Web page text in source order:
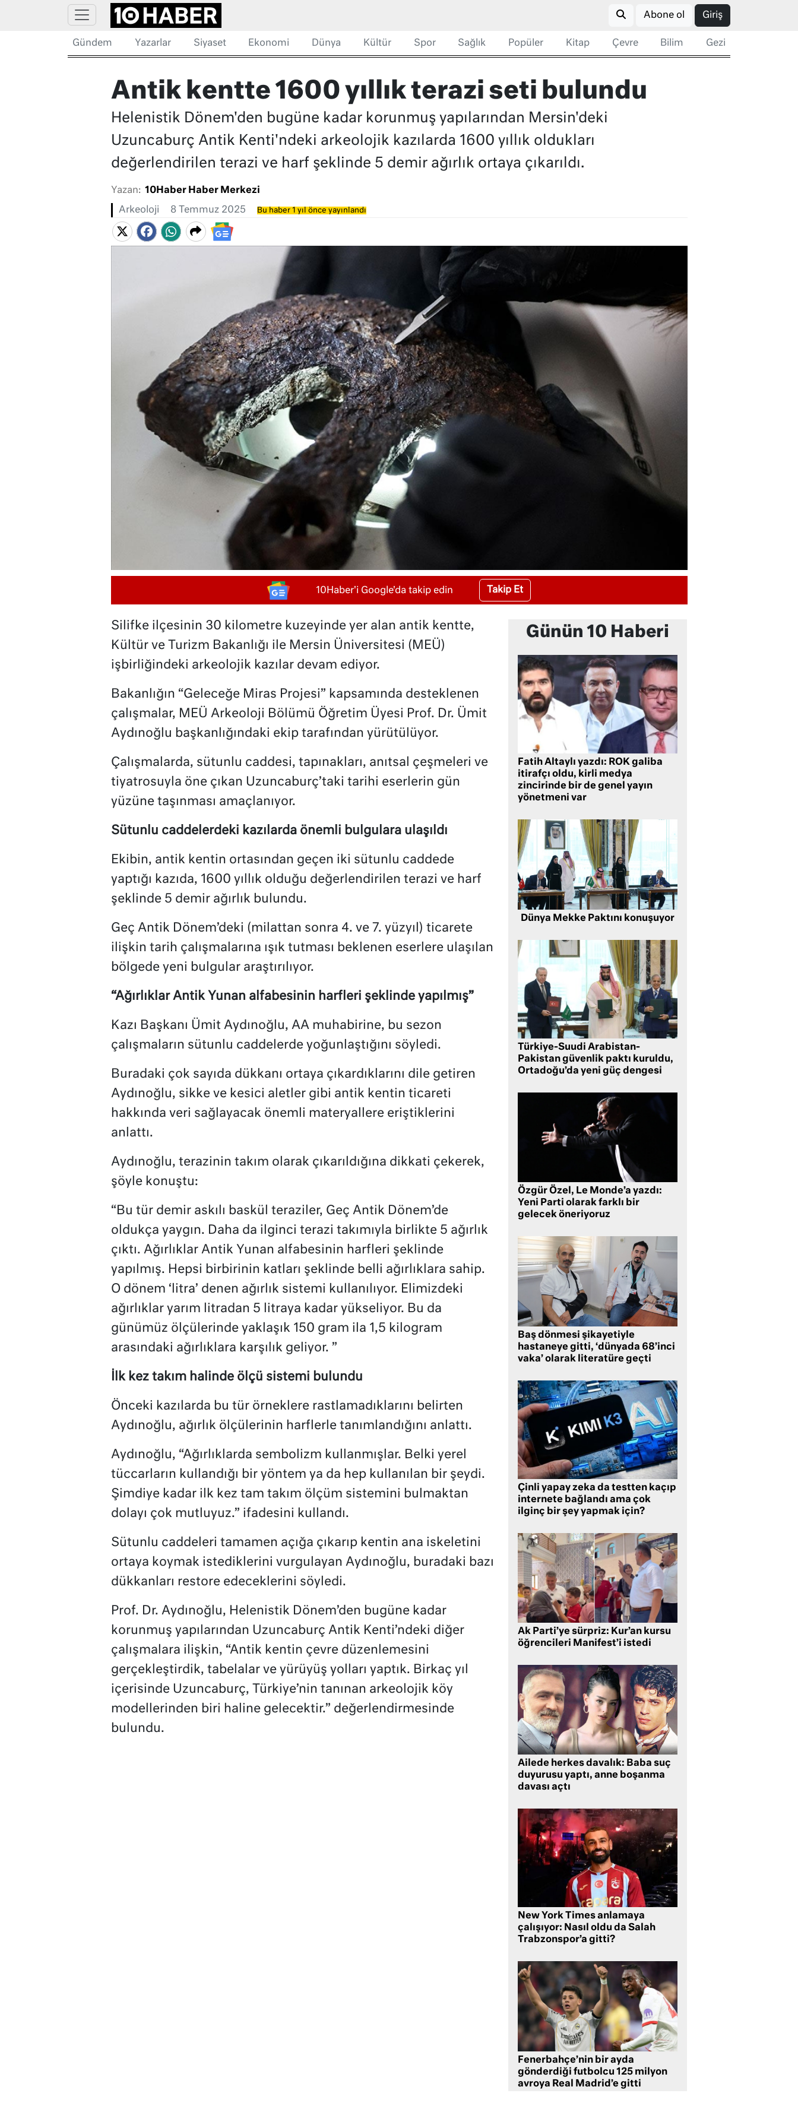
Abone ol Giriş
Gündem Yazarlar Siyaset Ekonomi Dünya Kültür Spor Sağlık Popüler Kitap Çevre Bilim Gezi
Antik kentte 1600 yıllık terazi seti bulundu
Helenistik Dönem'den bugüne kadar korunmuş yapılarından Mersin'deki
Uzuncaburç Antik Kenti'ndeki arkeolojik kazılarda 1600 yıllık oldukları
değerlendirilen terazi ve harf şeklinde 5 demir ağırlık ortaya çıkarıldı.
Yazan: 10Haber Haber Merkezi
Arkeoloji 8 Temmuz 2025 Bu haber 1 yıl önce yayınlandı
10Haber'i Google'da takip edin Takip Et
Silifke ilçesinin 30 kilometre kuzeyinde yer alan antik kentte,
Kültür ve Turizm Bakanlığı ile Mersin Üniversitesi (MEÜ)
işbirliğindeki arkeolojik kazılar devam ediyor.
Bakanlığın “Geleceğe Miras Projesi” kapsamında desteklenen
çalışmalar, MEÜ Arkeoloji Bölümü Öğretim Üyesi Prof. Dr. Ümit
Aydınoğlu başkanlığındaki ekip tarafından yürütülüyor.
Çalışmalarda, sütunlu caddesi, tapınakları, anıtsal çeşmeleri ve
tiyatrosuyla öne çıkan Uzuncaburç’taki tarihi eserlerin gün
yüzüne taşınması amaçlanıyor.
Sütunlu caddelerdeki kazılarda önemli bulgulara ulaşıldı
Ekibin, antik kentin ortasından geçen iki sütunlu caddede
yaptığı kazıda, 1600 yıllık olduğu değerlendirilen terazi ve harf
şeklinde 5 demir ağırlık bulundu.
Geç Antik Dönem’deki (milattan sonra 4. ve 7. yüzyıl) ticarete
ilişkin tarih çalışmalarına ışık tutması beklenen eserlere ulaşılan
bölgede yeni bulgular araştırılıyor.
“Ağırlıklar Antik Yunan alfabesinin harfleri şeklinde yapılmış”
Kazı Başkanı Ümit Aydınoğlu, AA muhabirine, bu sezon
çalışmaların sütunlu caddelerde yoğunlaştığını söyledi.
Buradaki çok sayıda dükkanı ortaya çıkardıklarını dile getiren
Aydınoğlu, sikke ve kesici aletler gibi antik kentin ticareti
hakkında veri sağlayacak önemli materyallere eriştiklerini
anlattı.
Aydınoğlu, terazinin takım olarak çıkarıldığına dikkati çekerek,
şöyle konuştu:
“Bu tür demir askılı baskül teraziler, Geç Antik Dönem’de
oldukça yaygın. Daha da ilginci terazi takımıyla birlikte 5 ağırlık
çıktı. Ağırlıklar Antik Yunan alfabesinin harfleri şeklinde
yapılmış. Hepsi birbirinin katları şeklinde belli ağırlıklara sahip.
O dönem ‘litra’ denen ağırlık sistemi kullanılıyor. Elimizdeki
ağırlıklar yarım litradan 5 litraya kadar yükseliyor. Bu da
günümüz ölçülerinde yaklaşık 150 gram ila 1,5 kilogram
arasındaki ağırlıklara karşılık geliyor. ”
İlk kez takım halinde ölçü sistemi bulundu
Önceki kazılarda bu tür örneklere rastlamadıklarını belirten
Aydınoğlu, ağırlık ölçülerinin harflerle tanımlandığını anlattı.
Aydınoğlu, “Ağırlıklarda sembolizm kullanmışlar. Belki yerel
tüccarların kullandığı bir yöntem ya da hep kullanılan bir şeydi.
Şimdiye kadar ilk kez tam takım ölçüm sistemini bulmaktan
dolayı çok mutluyuz.” ifadesini kullandı.
Sütunlu caddeleri tamamen açığa çıkarıp kentin ana iskeletini
ortaya koymak istediklerini vurgulayan Aydınoğlu, buradaki bazı
dükkanları restore edeceklerini söyledi.
Prof. Dr. Aydınoğlu, Helenistik Dönem’den bugüne kadar
korunmuş yapılarından Uzuncaburç Antik Kenti’ndeki diğer
çalışmalara ilişkin, “Antik kentin çevre düzenlemesini
gerçekleştirdik, tabelalar ve yürüyüş yolları yaptık. Birkaç yıl
içerisinde Uzuncaburç, Türkiye’nin tanınan arkeolojik köy
modellerinden biri haline gelecektir.” değerlendirmesinde
bulundu.
Günün 10 Haberi
Fatih Altaylı yazdı: ROK galiba
itirafçı oldu, kirli medya
zincirinde bir de genel yayın
yönetmeni var
Dünya Mekke Paktını konuşuyor
Türkiye-Suudi Arabistan-
Pakistan güvenlik paktı kuruldu,
Ortadoğu’da yeni güç dengesi
Özgür Özel, Le Monde’a yazdı:
Yeni Parti olarak farklı bir
gelecek öneriyoruz
Baş dönmesi şikayetiyle
hastaneye gitti, ‘dünyada 68’inci
vaka’ olarak literatüre geçti
Çinli yapay zeka da testten kaçıp
internete bağlandı ama çok
ilginç bir şey yapmak için?
Ak Parti’ye sürpriz: Kur’an kursu
öğrencileri Manifest’i istedi
Ailede herkes davalık: Baba suç
duyurusu yaptı, anne boşanma
davası açtı
New York Times anlamaya
çalışıyor: Nasıl oldu da Salah
Trabzonspor’a gitti?
Fenerbahçe’nin bir ayda
gönderdiği futbolcu 125 milyon
avroya Real Madrid’e gitti